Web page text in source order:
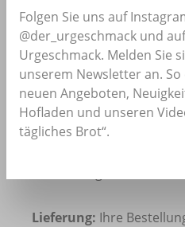
Preise,
und
Preise:Die auf den
Lieferung: Ihre
Folgen Sie uns auf
@der_urgeschmack und
Urgeschmack. Melden Sie
unserem Newsletter an.
neuen Angeboten,
Hofladen und unseren
tägliches Brot“.